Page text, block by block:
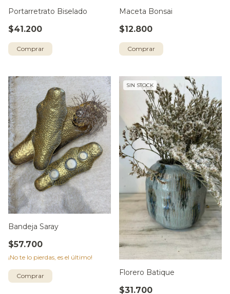
Portarretrato Biselado
$41.200
Comprar
Maceta Bonsai
$12.800
Bandeja Saray
$57.700
¡No te lo pierdas, es el último!
Comprar
SIN STOCK
Florero Batique
$31.700